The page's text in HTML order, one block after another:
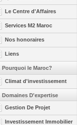
Le Centre d'Affaires
Services M2 Maroc
Nos honoraires
Liens
Pourquoi le Maroc?
Climat d'investissement
Domaines D'expertise
Gestion De Projet
Investissement Immobilier